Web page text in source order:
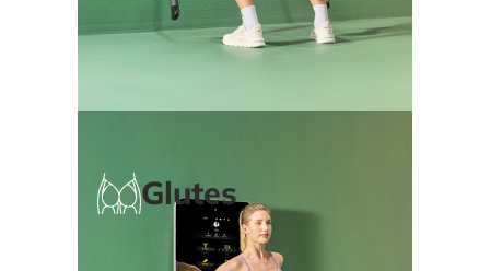
Glutes